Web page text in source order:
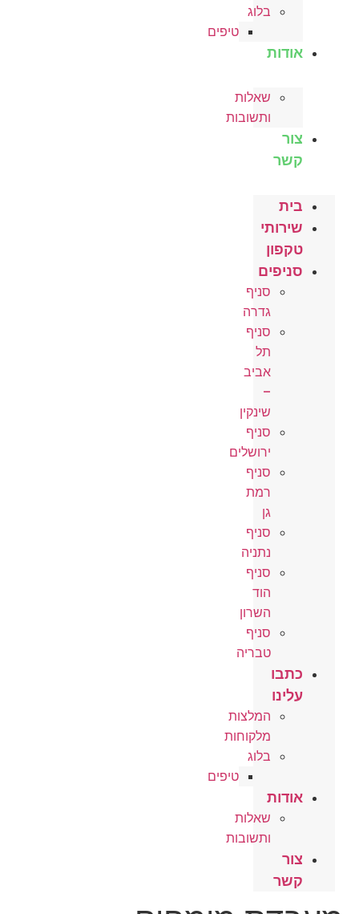
בלוג
טיפים
אודות
שאלות
ותשובות
צור
קשר
בית
שירותי
טקפון
סניפים
סניף
גדרה
סניף
תל
אביב
–
שינקין
סניף
ירושלים
סניף
רמת
גן
סניף
נתניה
סניף
הוד
השרון
סניף
טבריה
כתבו
עלינו
המלצות
מלקוחות
בלוג
טיפים
אודות
שאלות
ותשובות
צור
קשר